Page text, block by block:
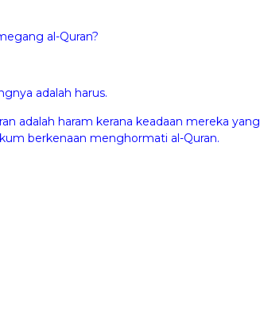
al-Quran?
adalah harus.
adalah haram kerana keadaan mereka yang
berkenaan menghormati al-Quran.